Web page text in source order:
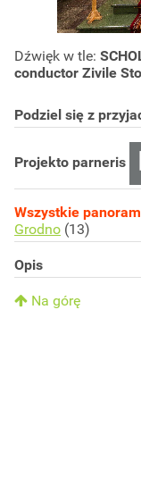
Dźwięk w tle:
conductor Zivile
Podziel się z
Projekto parneris
Wszystkie
Grodno (13)
Opis
Na górę